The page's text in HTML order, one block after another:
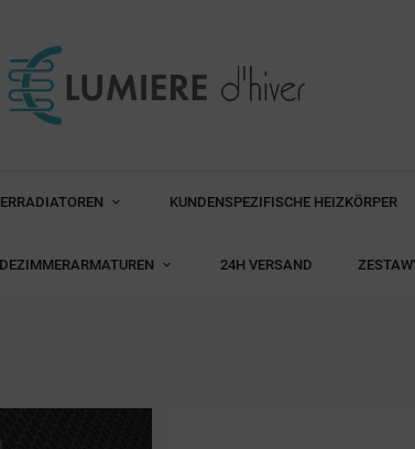
KUNDENSPEZIFISCHE HEIZKÖRPER
24H VERSAND